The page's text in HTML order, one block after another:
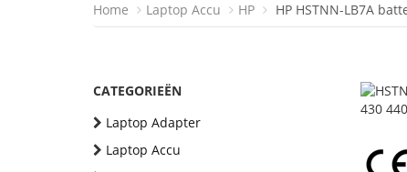
Home Laptop Accu HP HP HSTNN-LB7A
CATEGORIEËN
Laptop Adapter
Laptop Accu